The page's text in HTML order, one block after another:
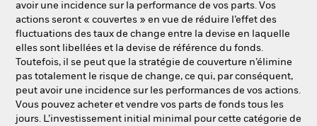
avoir une incidence sur la performance de vos parts. Vos
actions seront « couvertes » en vue de réduire l’effet des
fluctuations des taux de change entre la devise en laquelle
elles sont libellées et la devise de référence du fonds.
Toutefois, il se peut que la stratégie de couverture n’élimine
pas totalement le risque de change, ce qui, par conséquent,
peut avoir une incidence sur les performances de vos actions.
Vous pouvez acheter et vendre vos parts de fonds tous les
jours. L’investissement initial minimal pour cette catégorie de